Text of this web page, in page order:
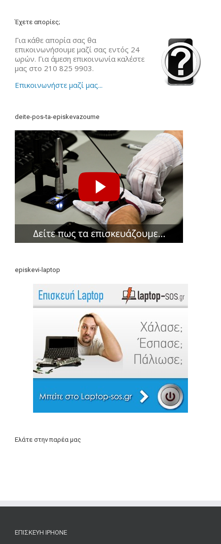
Έχετε απορίες;
Για κάθε απορία σας θα
επικοινωνήσουμε μαζί σας εντός 24
ωρών. Για άμεση επικοινωνία καλέστε
μας στο 210 825 9903.
Επικοινωνήστε μαζί μας...
deite-pos-ta-episkevazoume
episkevi-laptop
Ελάτε στην παρέα μας
ΕΠΙΣΚΕΥΉ IPHONE